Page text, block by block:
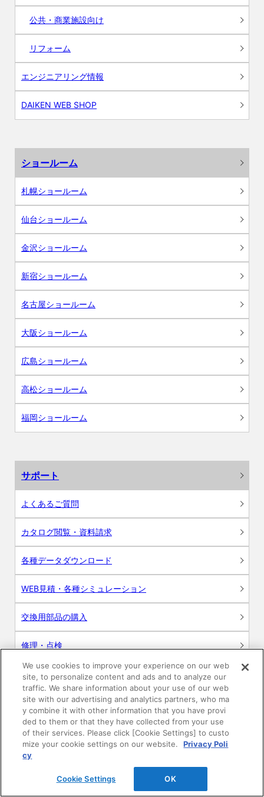
公共・商業施設向け
リフォーム
エンジニアリング情報
DAIKEN WEB SHOP
ショールーム
札幌ショールーム
仙台ショールーム
金沢ショールーム
新宿ショールーム
名古屋ショールーム
大阪ショールーム
広島ショールーム
高松ショールーム
福岡ショールーム
サポート
よくあるご質問
カタログ閲覧・資料請求
各種データダウンロード
WEB見積・各種シミュレーション
交換用部品の購入
修理・点検
お問い合わせ
ログイン
建築・設計関係者様向けサイト
ユーザー登録サービス
WEB見積システム
We use cookies to improve your experience on our web
site, to personalize content and ads and to analyze our
traffic. We share information about your use of our web
site with our advertising and analytics partners, who ma
y combine it with other information that you have provi
ded to them or that they have collected from your use
of their services. Please click [Cookie Settings] to custo
mize your cookie settings on our website.
Privacy Poli
cy
Cookie Settings OK